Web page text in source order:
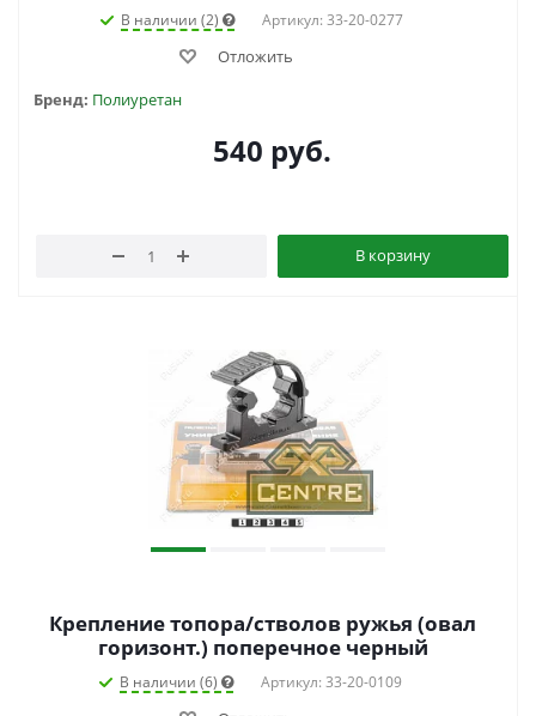
В наличии (2) Артикул: 33-20-0277
Отложить
Бренд: Полиуретан
540 руб.
В корзину
Крепление топора/стволов ружья (овал
горизонт.) поперечное черный
В наличии (6) Артикул: 33-20-0109